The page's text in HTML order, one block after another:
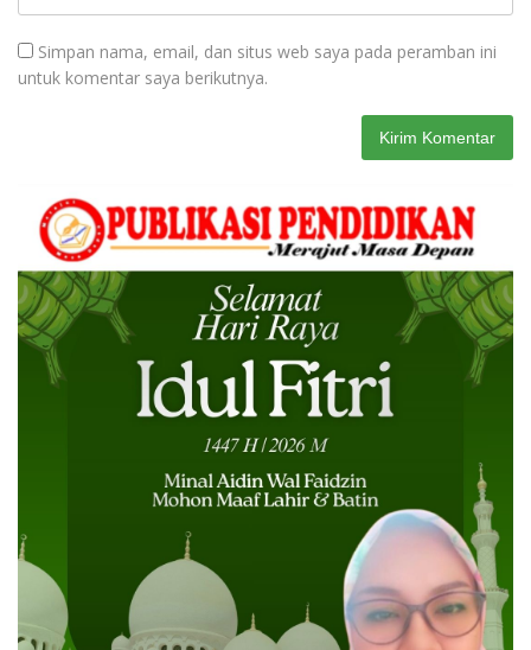
Simpan nama, email, dan situs web saya pada peramban ini
untuk komentar saya berikutnya.